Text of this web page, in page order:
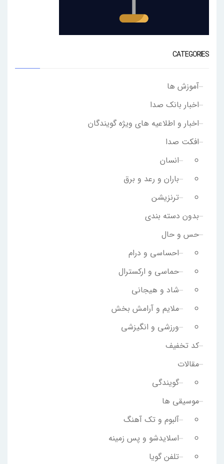
CATEGORIES
آموزش ها
اخبار بانک صدا
اخبار و اطلاعیه های ویژه گویندگان
افکت صدا
انسان
باران و رعد و برق
ترنزیشن
بدون دسته بندی
حس و حال
احساسی و درام
حماسی و ارکسترال
شاد و هیجانی
ملایم و آرامش بخش
ورزشی و انگیزشی
کد تخفیف
مقالات
گویندگی
موسیقی ها
آلبوم و تک آهنگ
اسلایدشو و پس زمینه
تلفن گویا